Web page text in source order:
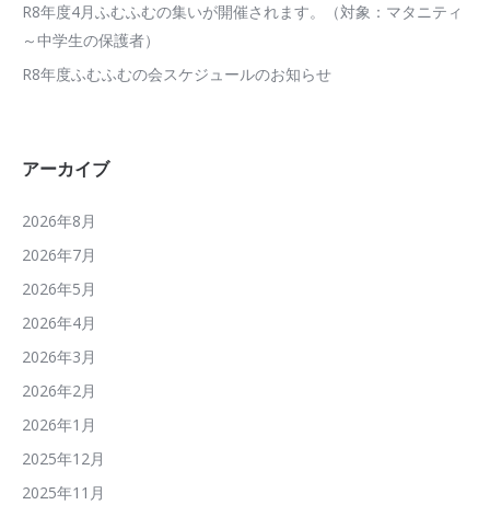
R8年度4月ふむふむの集いが開催されます。（対象：マタニティ
～中学生の保護者）
R8年度ふむふむの会スケジュールのお知らせ
アーカイブ
2026年8月
2026年7月
2026年5月
2026年4月
2026年3月
2026年2月
2026年1月
2025年12月
2025年11月